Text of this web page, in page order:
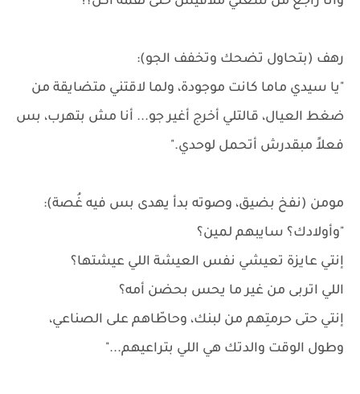
رهف (بتحاول تضحك وتخفف الجو):
"يا سيدي ماما كانت موجودة، ولما لاقتني متضايقة من
ضغط العيال، قالتلي أخرج أغير جو... أنا مش بتهرب، بس
فعلاً مبقدرش أتحمل لوحدي."
مومن (نفخ بضيق، وصوته بدأ يهدى بس فيه غُصة):
"وأولادك؟ سايبهم لمين؟
إنتي عايزة تعيشي نفس العيشة اللي عيشتها؟
اللي اتربى من غير ما يحس بحضن أمه؟
إنتي حتى حرمتِهم من لبنك، وحاطّاهم على الصناعي،
وطول الوقت والدتك هي اللي بتراعيهم..."